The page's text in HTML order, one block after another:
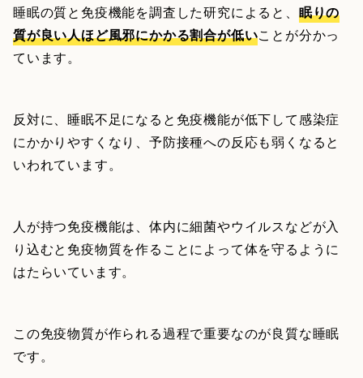
睡眠の質と免疫機能を調査した研究によると、 眠りの
質が良い人ほど風邪にかかる割合が低いことが分かっ
ています。
反対に、睡眠不足になると免疫機能が低下して感染症
にかかりやすくなり、予防接種への反応も弱くなると
いわれています。
人が持つ免疫機能は、体内に細菌やウイルスなどが入
り込むと免疫物質を作ることによって体を守るように
はたらいています。
この免疫物質が作られる過程で重要なのが良質な睡眠
です。